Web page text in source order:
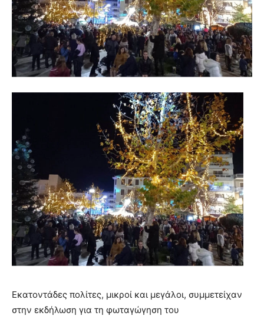
Εκατοντάδες πολίτες, μικροί και μεγάλοι, συμμετείχαν
στην εκδήλωση για τη φωταγώγηση του